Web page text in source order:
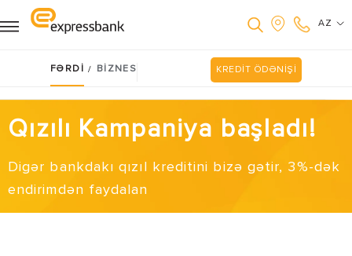
AZ
FƏRDİ / BİZNES KREDİT ÖDƏNİŞİ
Qızılı Kampaniya başladı!
Digər bankdakı qızıl kreditini bizə gətir, 3%-dək
endirimdən faydalan